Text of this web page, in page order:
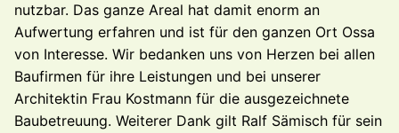
nutzbar. Das ganze Areal hat damit enorm an
Aufwertung erfahren und ist für den ganzen Ort Ossa
von Interesse. Wir bedanken uns von Herzen bei allen
Baufirmen für ihre Leistungen und bei unserer
Architektin Frau Kostmann für die ausgezeichnete
Baubetreuung. Weiterer Dank gilt Ralf Sämisch für sein